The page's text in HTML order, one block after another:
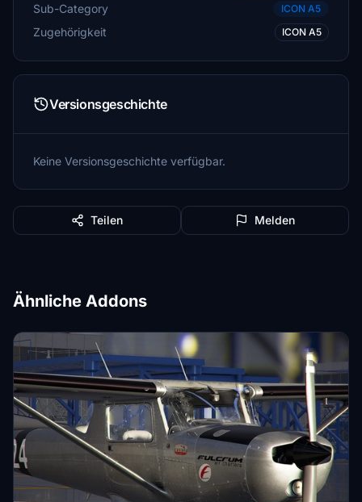
Sub-Category ICON A5
Zugehörigkeit ICON A5
Versionsgeschichte
Keine Versionsgeschichte verfügbar.
Teilen Melden
Ähnliche Addons